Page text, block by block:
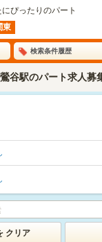
ぴったりのパート
東
検索条件履歴
鶯谷駅のパート求人募
クリア